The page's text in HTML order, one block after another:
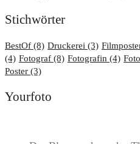
Stichwörter
BestOf (8) Druckerei (3)
(4) Fotograf (8) Fotografin (4)
Poster (3)
Yourfoto